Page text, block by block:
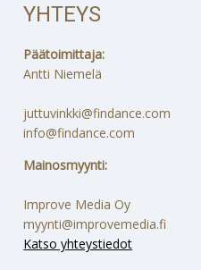
YHTEYS
Päätoimittaja:
Antti Niemelä
juttuvinkki@findance.com
info@findance.com
Mainosmyynti:
Improve Media Oy
myynti@improvemedia.fi
Katso yhteystiedot